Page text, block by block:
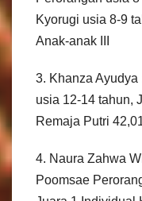
Kyorugi usia 8-9
Anak-anak III
3. Khanza
usia 12-14 tahun,
Remaja Putri
4. Naura Zahwa
Poomsae